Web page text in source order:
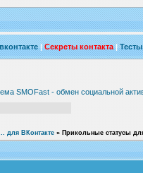
|Секреты контакта|Тесты
для ВКонтакте » Прикольные статусы